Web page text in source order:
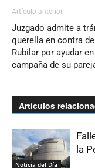
Artículo anterior
Juzgado admite a
querella en contra
Rubilar por ayudar en
campaña de su
Artículos
Noticia del Día
la